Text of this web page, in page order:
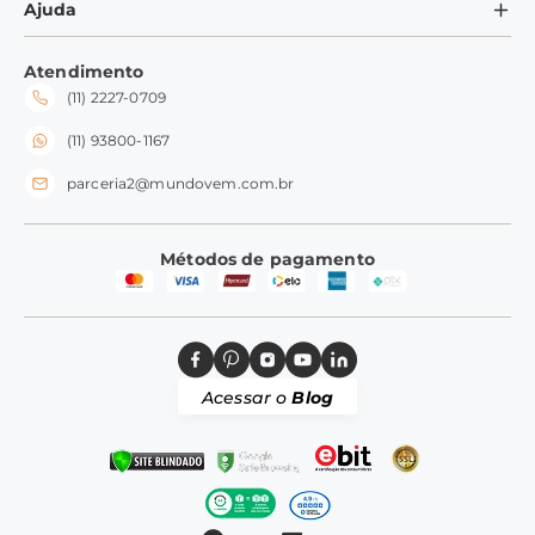
Tampas
Silicone
Formas de Pagamento
Trocas e Devoluções
Meus Pedidos
Ajuda
Fale conosco
Frete e Entrega
Perguntas Frequentes
Atendimento
(11) 2227-0709
(11) 93800-1167
parceria2@mundovem.com.br
Métodos de pagamento
Acessar oBlog